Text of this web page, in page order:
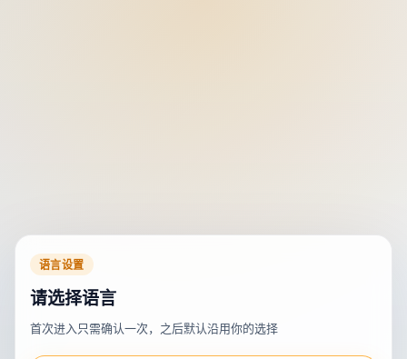
语言设置
请选择语言
首次进入只需确认一次，之后默认沿用你的选择